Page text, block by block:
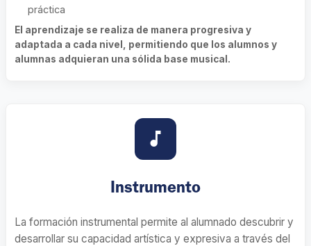
práctica
El aprendizaje se realiza de manera progresiva y
adaptada a cada nivel, permitiendo que los alumnos y
alumnas adquieran una sólida base musical.
music_note
Instrumento
La formación instrumental permite al alumnado descubrir y
desarrollar su capacidad artística y expresiva a través del